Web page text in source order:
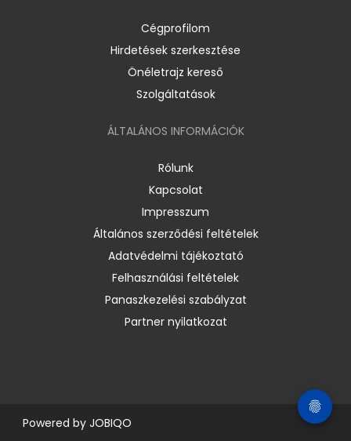
Cégprofilom
Hirdetések szerkesztése
Önéletrajz kereső
Szolgáltatások
ÁLTALÁNOS INFORMÁCIÓK
Rólunk
Kapcsolat
Impresszum
Általános szerződési feltételek
Adatvédelmi tájékoztató
Felhasználási feltételek
Panaszkezelési szabályzat
Partner nyilatkozat
Powered by JOBIQO